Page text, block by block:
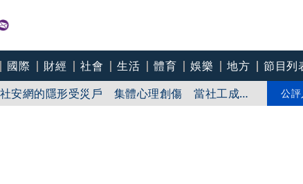
國際 財經 社會 生活 體育 娛樂 地方 節目列
安網的隱形受災戶 集體心理創傷 當社工成
趨勢？耗竭殆盡下的社安網危機｜社工消失中
許富凱哭到眼淚鼻涕直流
公